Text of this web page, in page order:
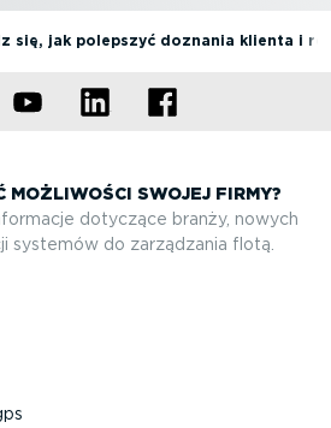
się, jak polepszyć doznania klienta i
MOŻLIWOŚCI SWOJEJ FIRMY?
dotyczące branży, nowych
systemów do zarządzania flotą.